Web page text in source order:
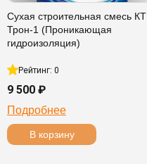
Сухая строительная смесь КТ
Трон-1 (Проникающая
гидроизоляция)
Рейтинг: 0
9 500 ₽
Подробнее
В корзину